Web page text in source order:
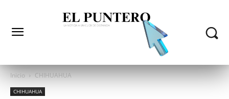
Inicio CHIHUAHUA
CHIHUAHUA